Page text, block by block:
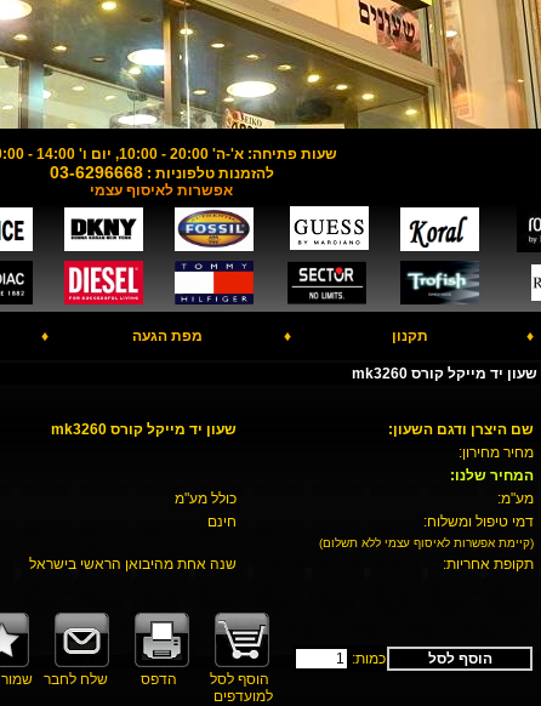
שעות פתיחה: א'-ה' 20:00 - 10:00, יום ו' 14:00 - 10:00
להזמנות טלפוניות :03-6296668
אפשרות לאיסוף עצמי
♦ תקנון ♦ מפת הגעה ♦
שעון יד מייקל קורס mk3260
שם היצרן ודגם השעון:
שעון יד מייקל קורס mk3260
מחיר מחירון:
המחיר שלנו:
מע"מ:
כולל מע"מ
דמי טיפול ומשלוח:
חינם
(קיימת אפשרות לאיסוף עצמי ללא תשלום)
תקופת אחריות: שנה אחת מהיבואן הראשי בישראל
הוסף לסל
כמות:
הוסף לסל
הדפס שלח לחבר שמור
למועדפים